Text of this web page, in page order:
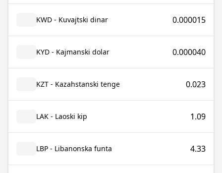
KWD - Kuvajtski dinar 0.000015
KYD - Kajmanski dolar 0.000040
KZT - Kazahstanski tenge 0.023
LAK - Laoski kip 1.09
LBP - Libanonska funta 4.33